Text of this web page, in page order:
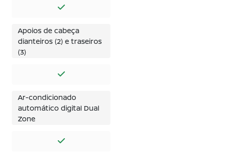
Apoios de cabeça
dianteiros (2) e traseiros
(3)
Ar-condicionado
automático digital Dual
Zone